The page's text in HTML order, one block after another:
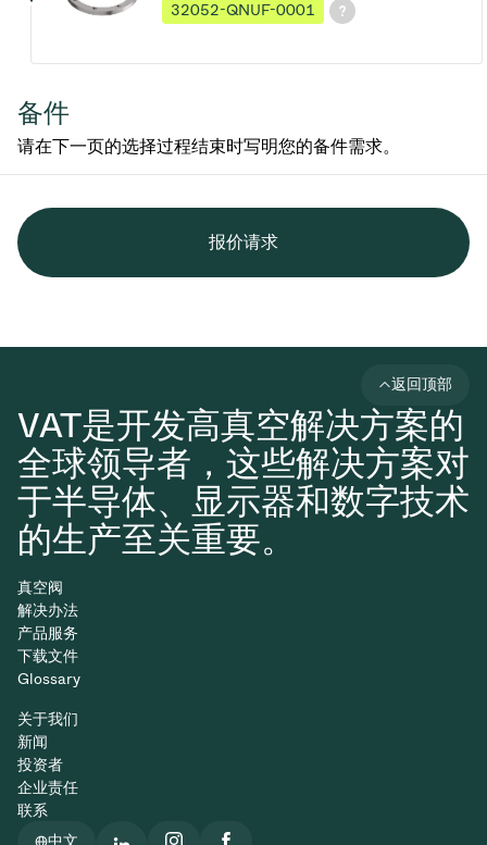
32052-QNUF-0001
备件
请在下一页的选择过程结束时写明您的备件需求。
报价请求
VAT是开发高真空解决方案的
全球领导者，这些解决方案对
于半导体、显示器和数字技术
的生产至关重要。
返回顶部
真空阀
解决办法
产品服务
下载文件
Glossary
关于我们
新闻
投资者
企业责任
联系
中文